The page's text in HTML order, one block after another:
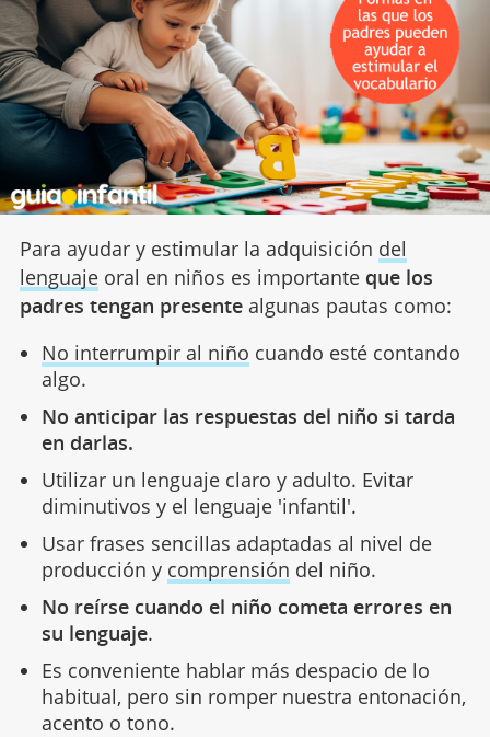
Para ayudar y estimular la adquisición del
lenguajeoral en niños es importante que los
padres tengan presentealgunas pautas como:
No interrumpir al niño cuando esté contando
algo.
No anticipar las respuestas del niño si tarda
en darlas.
Utilizar un lenguaje claro y adulto. Evitar
diminutivos y el lenguaje 'infantil'.
Usar frases sencillas adaptadas al nivel de
producción y comprensión del niño.
No reírse cuando el niño cometa errores en
su lenguaje.
Es conveniente hablar más despacio de lo
habitual, pero sin romper nuestra entonación,
acento o tono.